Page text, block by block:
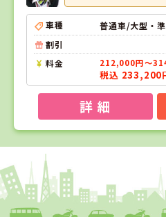
車種
普通車/大型・
割引
料金
212,000円～
税込 233,200
詳 細
1
島根県
浜乃木ドライビングス